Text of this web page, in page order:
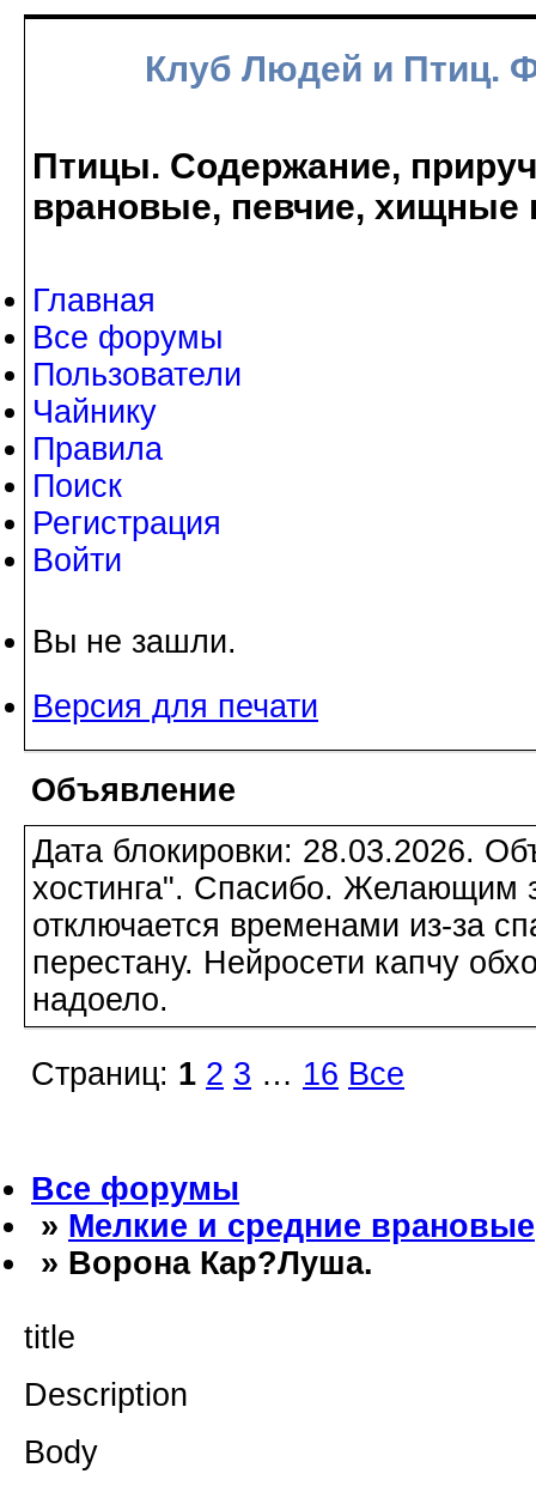
Клуб Людей и Птиц.
Птицы. Содержание,
врановые, певчие, хищные
Главная
Все форумы
Пользователи
Чайнику
Правила
Поиск
Регистрация
Войти
Вы не зашли.
Версия для печати
Объявление
Дата блокировки: 28.03.2026.
хостинга". Спасибо. Желающим
отключается временами из-за
перестану. Нейросети капчу
надоело.
Страниц: 1 2 3 … 16 Все
Все форумы
» Мелкие и средние врановые
» Ворона Кар?Луша.
title
Description
Body